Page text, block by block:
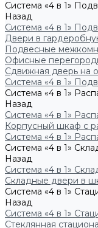
Система «4 в 1»
Назад
Система «4 в 1»
Двери в
Подвесные
Офисные
Сдвижная дверь на
Система «4 в 1»
Система «4 в 1»
Назад
Система «4 в 1»
Корпусный шкаф с
Система «4 в 1»
Система «4 в 1»
Назад
Система «4 в 1»
Складные двери в
Система «4 в 1»
Назад
Система «4 в 1»
Стеклянная